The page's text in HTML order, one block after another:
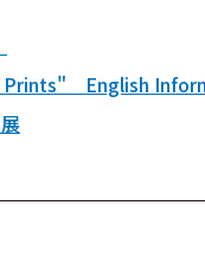
Prints" English